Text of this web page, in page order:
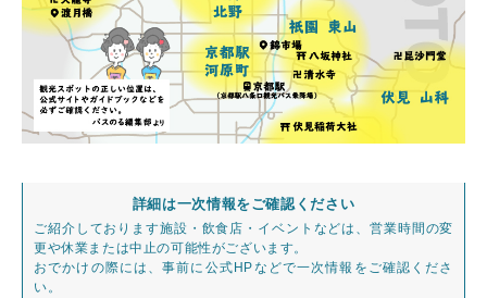
詳細は一次情報をご確認ください
ご紹介しております施設・飲食店・イベントなどは、営業時間の変
更や休業または中止の可能性がございます。
おでかけの際には、事前に公式HPなどで一次情報をご確認くださ
い。